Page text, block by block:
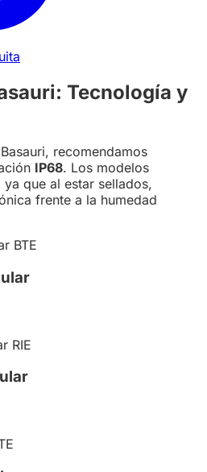
Tecnología y
recomendamos
IP68. Los modelos
que al estar sellados,
frente a la humedad